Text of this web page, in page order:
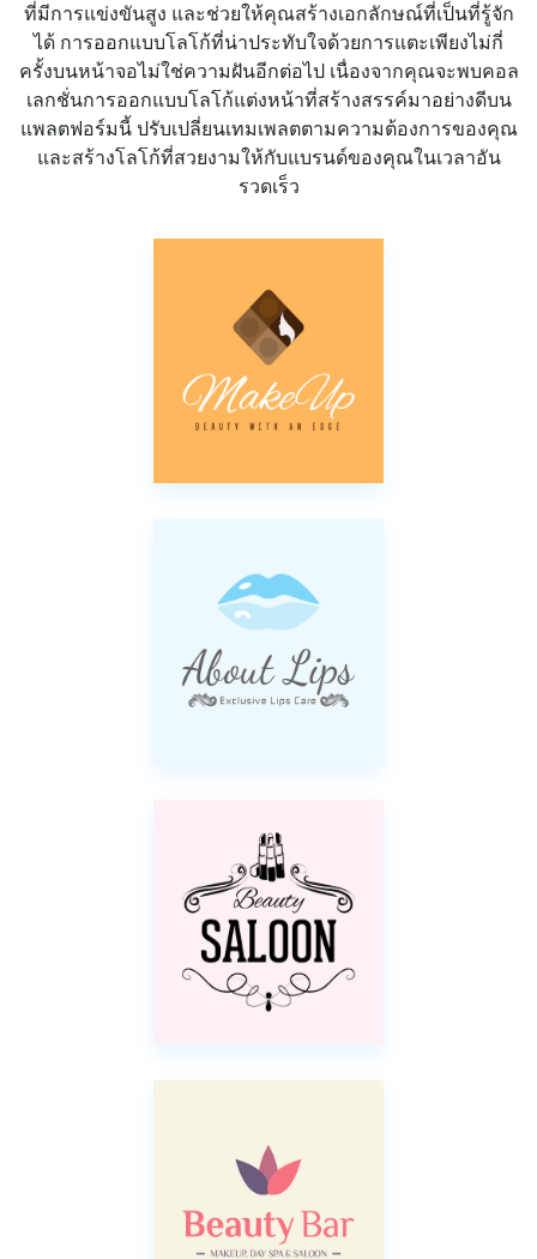
ที่มีการแข่งขันสูง และช่วยให้คุณสร้างเอกลักษณ์ที่เป็นที่รู้จัก
ได้ การออกแบบโลโก้ที่น่าประทับใจด้วยการแตะเพียงไม่กี่
ครั้งบนหน้าจอไม่ใช่ความฝันอีกต่อไป เนื่องจากคุณจะพบคอล
เลกชั่นการออกแบบโลโก้แต่งหน้าที่สร้างสรรค์มาอย่างดีบน
แพลตฟอร์มนี้ ปรับเปลี่ยนเทมเพลตตามความต้องการของคุณ
และสร้างโลโก้ที่สวยงามให้กับแบรนด์ของคุณในเวลาอัน
รวดเร็ว